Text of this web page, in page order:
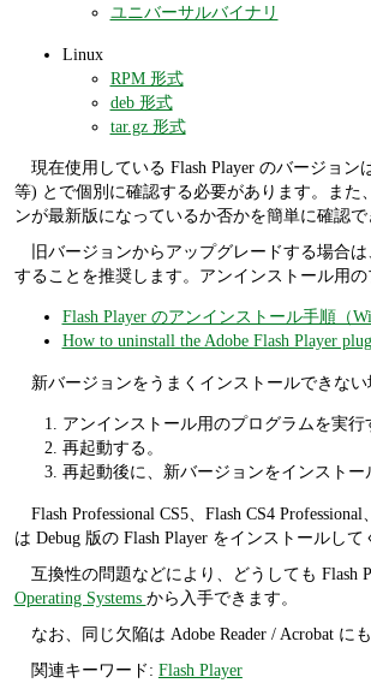
ユニバーサルバイナリ
Linux
RPM 形式
deb 形式
tar.gz 形式
現在使用している Flash Player のバージョン
等) とで個別に確認する必要があります。また、
ンが最新版になっているか否かを簡単に確認で
旧バージョンからアップグレードする場合
することを推奨します。アンインストール用の
Flash Player のアンインストール手順（
How to uninstall the Adobe Flash Player
新バージョンをうまくインストールできな
アンインストール用のプログラムを実行
再起動する。
再起動後に、新バージョンをインストー
Flash Professional CS5、Flash CS4
は Debug 版の Flash Player をインストールし
互換性の問題などにより、どうしても Flash
Operating Systems から入手できます。
なお、同じ欠陥は Adobe Reader / Acrobat に
関連キーワード: Flash Player